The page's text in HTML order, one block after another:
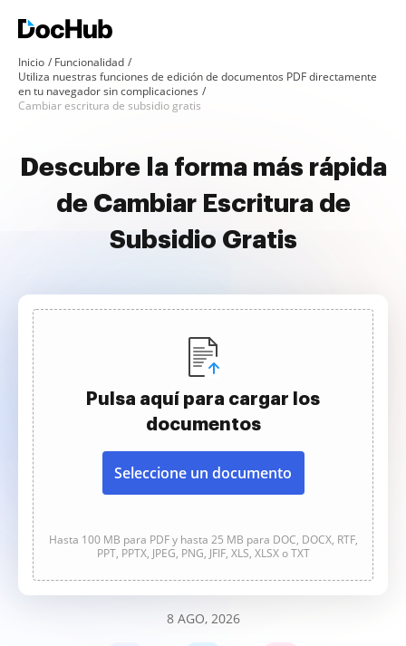
Inicio
Funcionalidad
Utiliza nuestras funciones de edición de documentos PDF directamente
en tu navegador sin complicaciones
Cambiar escritura de subsidio gratis
Descubre la forma más rápida
de Cambiar Escritura de
Subsidio Gratis
Pulsa aquí para cargar los
documentos
Seleccione un documento
Hasta 100 MB para PDF y hasta 25 MB para DOC, DOCX, RTF,
PPT, PPTX, JPEG, PNG, JFIF, XLS, XLSX o TXT
8 AGO, 2026